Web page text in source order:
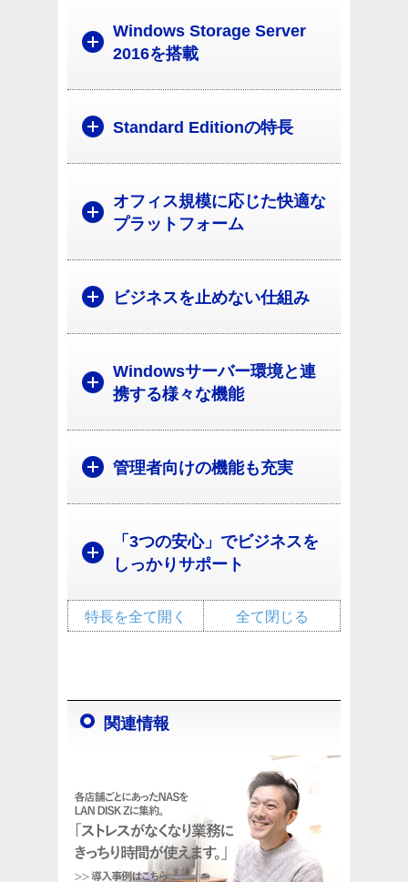
Windows Storage Server
2016を搭載
Standard Editionの特長
オフィス規模に応じた快適な
プラットフォーム
ビジネスを止めない仕組み
Windowsサーバー環境と連
携する様々な機能
管理者向けの機能も充実
「3つの安心」でビジネスを
しっかりサポート
全て閉じる
特長を全て開く
関連情報